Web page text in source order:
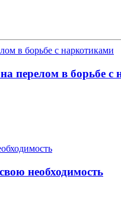
перелом в борьбе с
необходимость